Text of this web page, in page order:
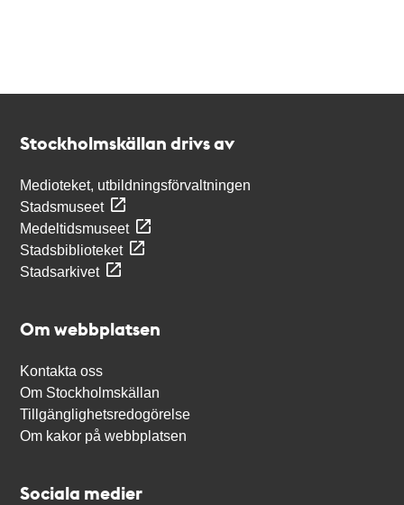
Stockholmskällan drivs av
Medioteket, utbildningsförvaltningen
Stadsmuseet
Medeltidsmuseet
Stadsbiblioteket
Stadsarkivet
Om webbplatsen
Kontakta oss
Om Stockholmskällan
Tillgänglighetsredogörelse
Om kakor på webbplatsen
Sociala medier